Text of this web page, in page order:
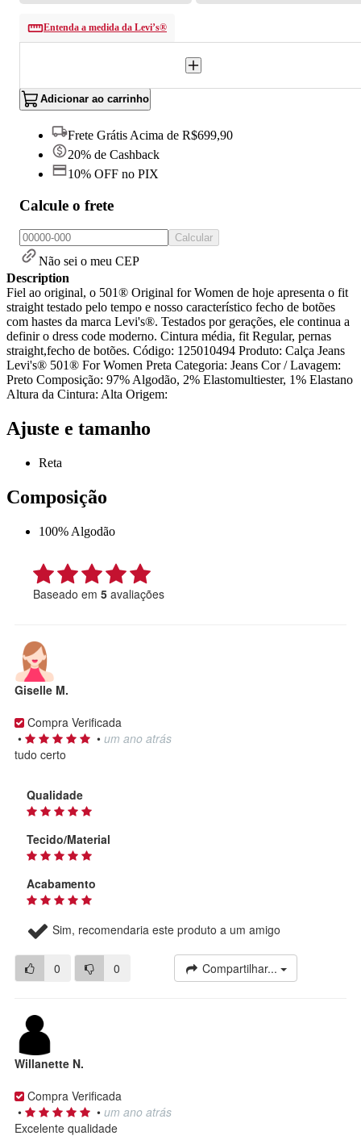
Entenda a medida da Levi’s®
Adicionar ao carrinho
Frete Grátis Acima de R$699,90
20% de Cashback
10% OFF no PIX
Calcule o frete
Calcular
Não sei o meu CEP
Description
Fiel ao original, o 501® Original for Women de hoje apresenta o fit
straight testado pelo tempo e nosso característico fecho de botões
com hastes da marca Levi's®. Testados por gerações, ele continua a
definir o dress code moderno. Cintura média, fit Regular, pernas
straight,fecho de botões. Código: 125010494 Produto: Calça Jeans
Levi's® 501® For Women Preta Categoria: Jeans Cor / Lavagem:
Preto Composição: 97% Algodão, 2% Elastomultiester, 1% Elastano
Altura da Cintura: Alta Origem:
Ajuste e tamanho
Reta
Composição
100% Algodão
Baseado em 5 avaliações
Giselle M.
Compra Verificada
•
• um ano atrás
tudo certo
Qualidade
Tecido/Material
Acabamento
Sim, recomendaria este produto a um amigo
0 0 Compartilhar...
Willanette N.
Compra Verificada
•
• um ano atrás
Excelente qualidade